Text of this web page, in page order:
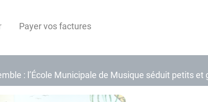
Payer vos factures
: l’École Municipale de Musique séduit petits et